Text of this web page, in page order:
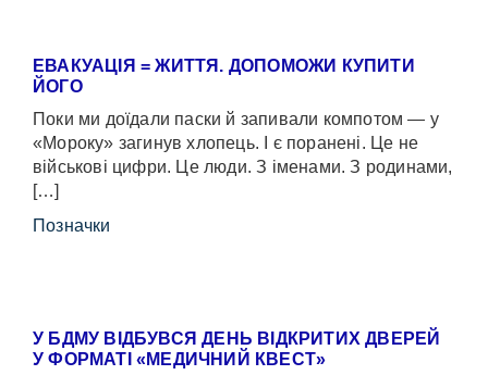
ЕВАКУАЦІЯ = ЖИТТЯ. ДОПОМОЖИ КУПИТИ
ЙОГО
Поки ми доїдали паски й запивали компотом — у
«Мороку» загинув хлопець. І є поранені. Це не
військові цифри. Це люди. З іменами. З родинами,
[…]
Позначки
У БДМУ ВІДБУВСЯ ДЕНЬ ВІДКРИТИХ ДВЕРЕЙ
У ФОРМАТІ «МЕДИЧНИЙ КВЕСТ»